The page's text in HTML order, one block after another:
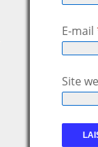
E-mail
Site